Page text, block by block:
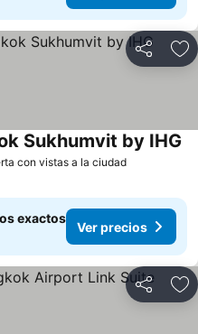
Compartir
con vistas a la ciudad
Sukhumvit by IHG
exactos
Ver precios
Compartir